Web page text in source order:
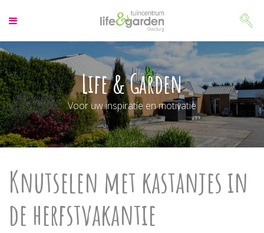
a
a
r
c
o
n
t
e
n
Life & Garden
Voor uw inspiratie en motivatie
Knutselen met kastanjes in
de herfstvakantie